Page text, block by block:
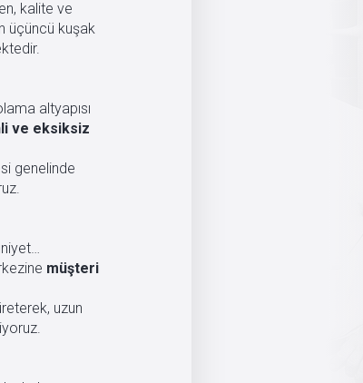
kalite ve
üçüncü kuşak
altyapısı
ve eksiksiz
genelinde
müşteri
uzun